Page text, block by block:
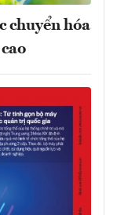
chuyển hóa